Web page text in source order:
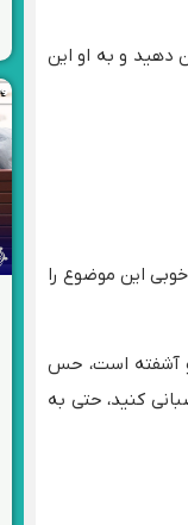
دهید و به او این
این موضوع را
و آشفته است، حس
کنید، حتی به